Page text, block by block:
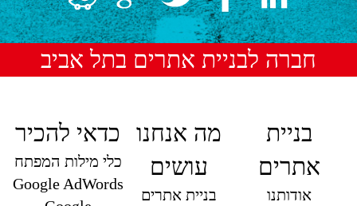
חברה לבניית אתרים בתל אביב
בניית
אתרים
אודותנו
מה אנחנו
עושים
בניית אתרים
כדאי להכיר
כלי מילות המפתח
Google AdWords